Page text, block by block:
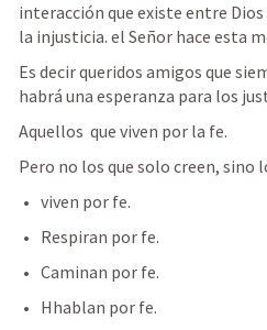
interacción que existe entre
la injusticia. el Señor hace esta
Es decir queridos amigos que
habrá una esperanza para los
Aquellos  que viven por la fe.
Pero no los que solo creen, sino
viven por fe.
Respiran por fe.
Caminan por fe.
Hhablan por fe.